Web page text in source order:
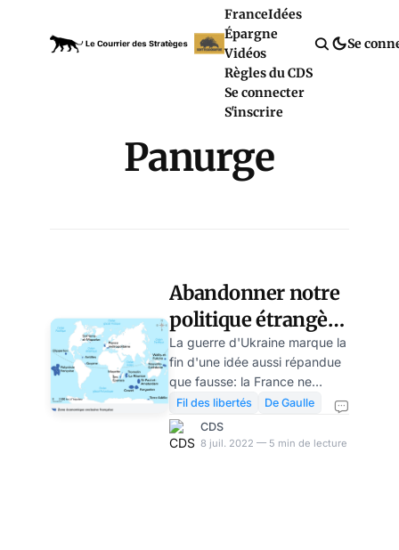
FranceIdées
Épargne
Vidéos
Règles du CDS
Se connecter
S'inscrire
Se
Panurge
Abandonner notre
politique étrangère
grégaire.
Retrouver le sens
de l’indépendance
nationale – par
Edouard Husson
La guerre d'Ukraine marque la
fin d'une idée aussi répandue
que fausse: la France ne
pourrait pas peser seule dans
le monde. Au contraire, nous
allons payer très cher notre
Fil des libertés
De Gaulle
CDS
8 juil. 2022 — 5 min de lecture